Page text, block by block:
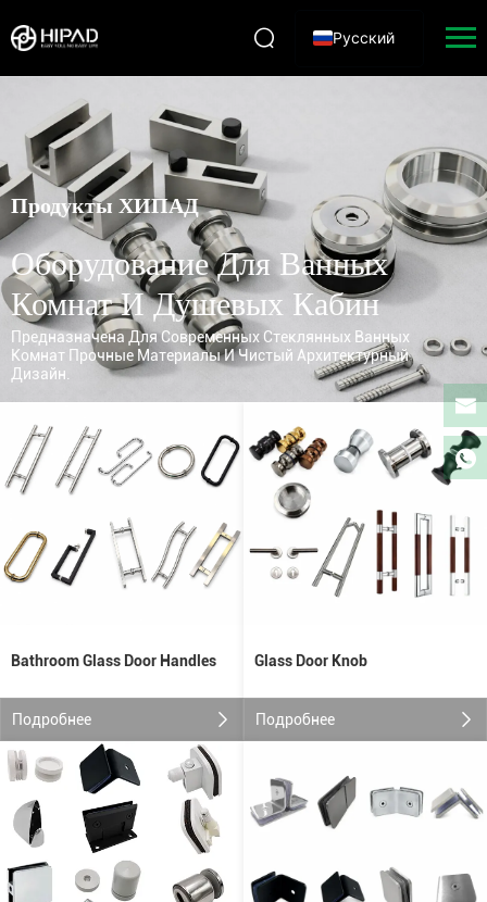
Русский
Продукты ХИПАД
Оборудование Для Ванных
Комнат И Душевых Кабин
Предназначена Для Современных Стеклянных Ванных
Комнат Прочные Материалы И Чистый Архитектурный
Дизайн.
Bathroom Glass Door Handles
Подробнее
Glass Door Knob
Подробнее